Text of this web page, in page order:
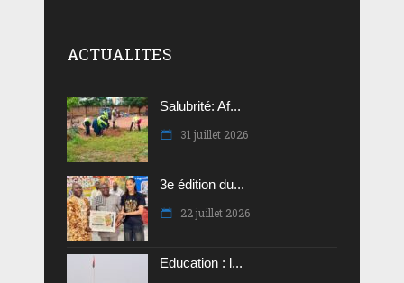
ACTUALITES
Salubrité: Af...
31 juillet 2026
3e édition du...
22 juillet 2026
Education : l...